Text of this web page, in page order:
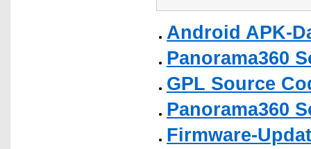
Android APK-
Panorama360
GPL Source
Panorama360
Firmware-